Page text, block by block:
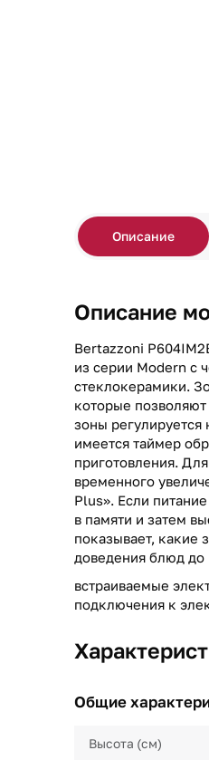
Описание
Описание
Bertazzoni
из серии Modern с
стеклокерамики.
которые
зоны
имеется таймер
приготовления.
временного
Plus». Если
в памяти и затем
показывает, какие
доведения блюд до
встраиваемые
подключения к
Общие
Высота (см)